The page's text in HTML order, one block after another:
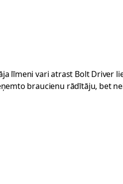
līmeni vari atrast Bolt Driver
braucienu rādītāju, bet